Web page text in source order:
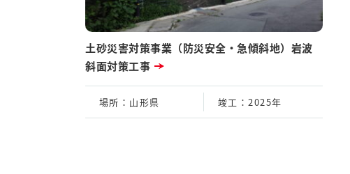
土砂災害対策事業（防災安全・急傾斜地）岩波
斜面対策工事
場所 ：山形県 竣工 ：2025年